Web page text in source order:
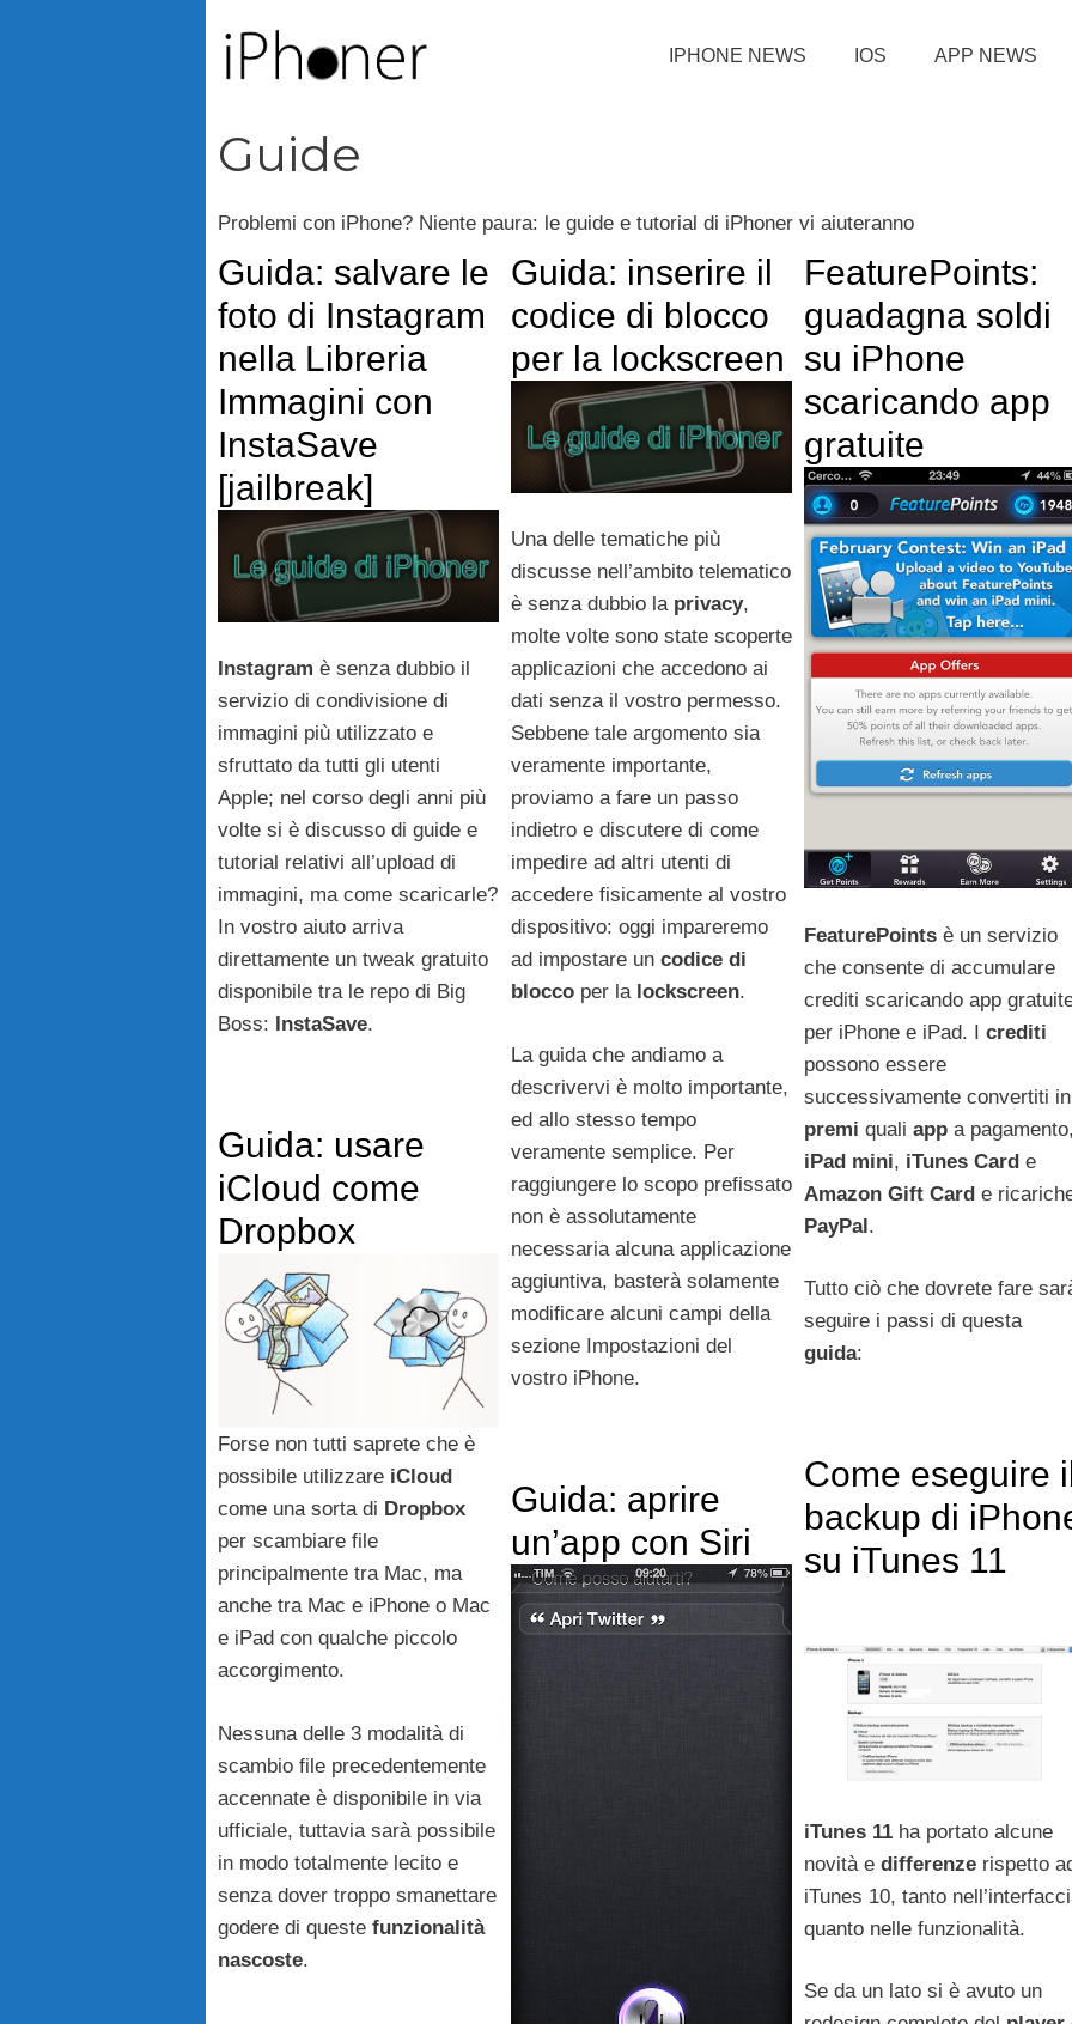
IPHONE NEWS IOS APP NEWS
Guide
Problemi con iPhone? Niente paura: le guide e tutorial di iPhoner vi aiuteranno
Guida: salvare le
foto di Instagram
nella Libreria
Immagini con
InstaSave
[jailbreak]
Instagram è senza dubbio il
servizio di condivisione di
immagini più utilizzato e
sfruttato da tutti gli utenti
Apple; nel corso degli anni più
volte si è discusso di guide e
tutorial relativi all’upload di
immagini, ma come scaricarle?
In vostro aiuto arriva
direttamente un tweak gratuito
disponibile tra le repo di Big
Boss:
InstaSave.
Guida: inserire il
codice di blocco
per la lockscreen
Una delle tematiche più
discusse nell’ambito telematico
è senza dubbio la privacy,
molte volte sono state scoperte
applicazioni che accedono ai
dati senza il vostro permesso.
Sebbene tale argomento sia
veramente importante,
proviamo a fare un passo
indietro e discutere di come
impedire ad altri utenti di
accedere fisicamente al vostro
dispositivo: oggi impareremo
ad impostare un codice di
bloccoper la lockscreen.
La guida che andiamo a
descrivervi è molto importante,
ed allo stesso tempo
veramente semplice. Per
raggiungere lo scopo prefissato
non è assolutamente
necessaria alcuna applicazione
aggiuntiva, basterà solamente
modificare alcuni campi della
sezione Impostazioni del
vostro iPhone.
FeaturePoints:
guadagna soldi
su iPhone
scaricando app
gratuite
FeaturePointsè un servizio
che consente di accumulare
crediti scaricando app
per iPhone e iPad. I crediti
possono essere
successivamente convertiti in
premi quali appa
iPad mini, iTunes Carde
Amazon Gift Carde
PayPal.
Tutto ciò che dovrete fare
seguire i passi di questa
guida:
Guida: usare
iCloud come
Dropbox
Forse non tutti saprete che è
possibile utilizzare iCloud
come una sorta di Dropbox
per scambiare file
principalmente tra Mac, ma
anche tra Mac e iPhone o Mac
e iPad con qualche piccolo
accorgimento.
Nessuna delle 3 modalità di
scambio file precedentemente
accennate è disponibile in via
ufficiale, tuttavia sarà possibile
in modo totalmente lecito e
senza dover troppo smanettare
godere di queste funzionalità
nascoste.
Come eseguire
backup di
su iTunes 11
iTunes 11ha portato alcune
novità e differenzerispetto
iTunes 10, tanto
quanto nelle funzionalità.
Se da un lato si è avuto un
Guida: aprire
un’app con Siri